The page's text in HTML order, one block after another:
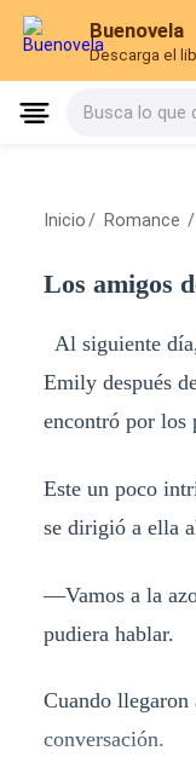
Buenovela
Descarga el
Busca lo que
Inicio / Romance /
Los amigos
Al siguiente
Emily después
encontró por los
Este un poco
se dirigió a ella
—Vamos a la
pudiera hablar.
Cuando
conversación.